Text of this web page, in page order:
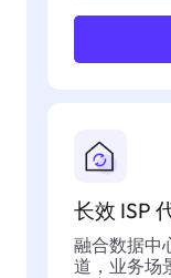
长效 ISP
融合数据中
道，业务场